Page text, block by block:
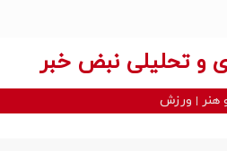
و تحلیلی نبض خبر
هنر ورزش